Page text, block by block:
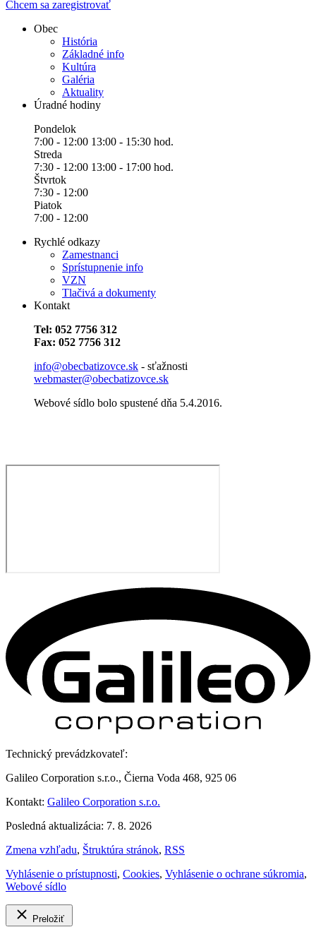
Chcem sa zaregistrovať
Obec
História
Základné info
Kultúra
Galéria
Aktuality
Úradné hodiny
Pondelok
7:00 - 12:00 13:00 - 15:30 hod.
Streda
7:30 - 12:00 13:00 - 17:00 hod.
Štvrtok
7:30 - 12:00
Piatok
7:00 - 12:00
Rychlé odkazy
Zamestnanci
Sprístupnenie info
VZN
Tlačivá a dokumenty
Kontakt
Tel: 052 7756 312
Fax: 052 7756 312
info@obecbatizovce.sk - sťažnosti
webmaster@obecbatizovce.sk
Webové sídlo bolo spustené dňa 5.4.2016.​​​
Technický prevádzkovateľ:
Galileo Corporation s.r.o., Čierna Voda 468, 925 06
Kontakt: Galileo Corporation s.r.o.
Posledná aktualizácia: 7. 8. 2026
Zmena vzhľadu, Štruktúra stránok, RSS
Vyhlásenie o prístupnosti, Cookies, Vyhlásenie o ochrane súkromia,
Webové sídlo
Preložiť